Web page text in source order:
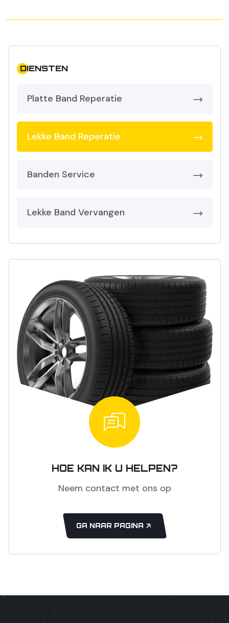
DIENSTEN
Platte Band Reperatie
Lekke Band Reperatie
Banden Service
Lekke Band Vervangen
HOE KAN IK U HELPEN?
Neem contact met ons op
GA NAAR PAGINA